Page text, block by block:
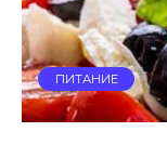
ПИТАНИЕ